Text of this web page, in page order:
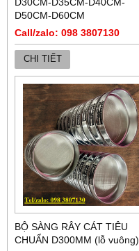
D50CM-D60CM
Call/zalo: 098 3807130
CHI TIẾT
BỘ SÀNG RÂY CÁT TIÊU
CHUẨN D300MM (lỗ vuông)